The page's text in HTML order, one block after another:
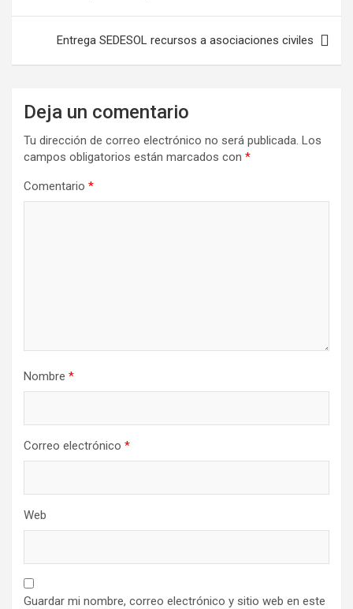
Entrega SEDESOL recursos a asociaciones civiles
Deja un comentario
Tu dirección de correo electrónico no será publicada. Los
campos obligatorios están marcados con *
Comentario *
Nombre *
Correo electrónico *
Web
Guardar mi nombre, correo electrónico y sitio web en este